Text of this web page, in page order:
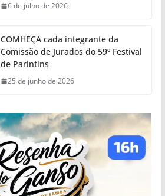
6 de julho de 2026
COMHEÇA cada integrante da
Comissão de Jurados do 59º Festival
de Parintins
25 de junho de 2026